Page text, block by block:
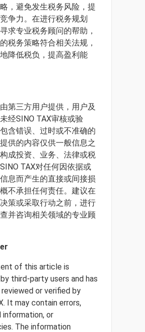
，避免发生税务风险，提
争力。在进行税务规划
求专业税务顾问的帮助，
税务策略符合相关法规，
降低税负，提高盈利能
第三方用户提供，用户及
经SINO TAX审核或验
含错误、过时或不准确的
供的内容仅供一般信息之
成投资、业务、法律或税
TAX对任何因依据或
息而产生的直接或间接损
不承担任何责任。建议在
策或采取行动之前，进行
并咨询相关领域的专业顾
of this article is
third-party users and has
or verified by
It may contain errors,
or
The information